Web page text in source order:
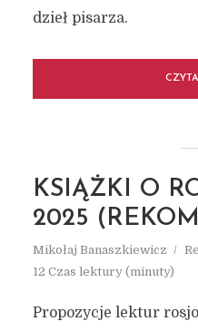
dzieł pisarza.
KSIĄŻKI O
2025
Mikołaj Banaszkiewicz
12 Czas lektury (minuty)
Propozycje lektur